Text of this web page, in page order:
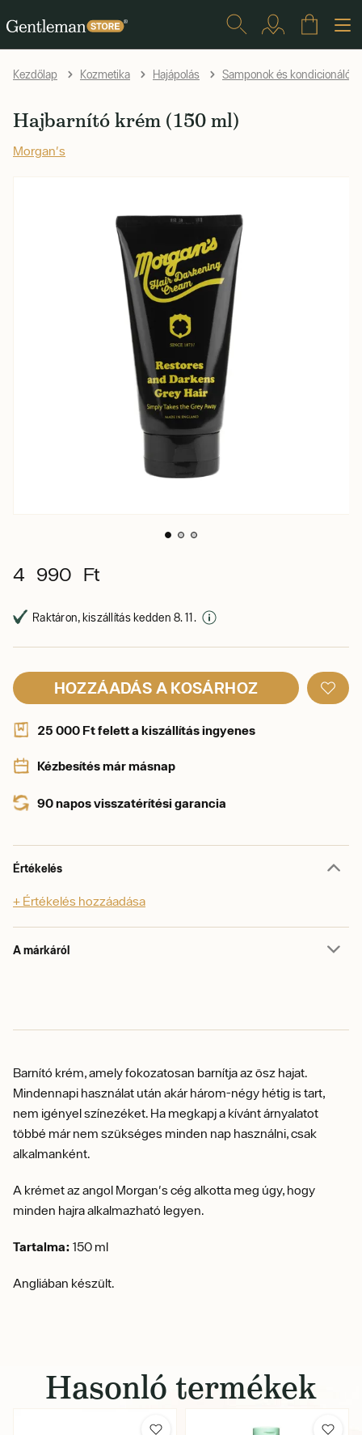
Kezdőlap Kozmetika Hajápolás Samponok és kondicionálók
Hajbarnító krém (150 ml)
Morgan's
4 990 Ft
Raktáron, kiszállítás kedden 8. 11.
HOZZÁADÁS A KOSÁRHOZ
25 000 Ft felett a kiszállítás ingyenes
Kézbesítés már másnap
90 napos visszatérítési garancia
Értékelés
+ Értékelés hozzáadása
A márkáról
Barnító krém, amely fokozatosan barnítja az ösz hajat.
Mindennapi használat után akár három-négy hétig is tart,
nem igényel színezéket. Ha megkapj a kívánt árnyalatot
többé már nem szükséges minden nap használni, csak
alkalmanként.
A krémet az angol Morgan's cég alkotta meg úgy, hogy
minden hajra alkalmazható legyen.
Tartalma: 150 ml
Angliában készült.
Hasonló termékek